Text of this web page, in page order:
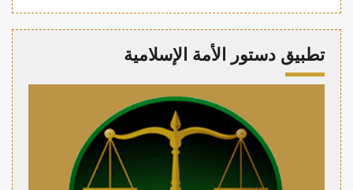
تطبيق دستور الأمة الإسلامية